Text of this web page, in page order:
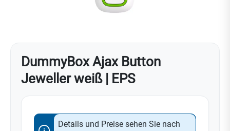
DummyBox Ajax Button
Jeweller weiß | EPS
Details und Preise sehen Sie nach